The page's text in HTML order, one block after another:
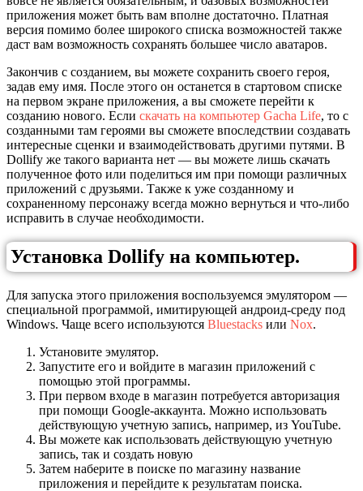
приложения может быть вам вполне достаточно. Платная
версия помимо более широкого списка возможностей также
даст вам возможность сохранять большее число аватаров.
Закончив с созданием, вы можете сохранить своего героя,
задав ему имя. После этого он останется в стартовом списке
на первом экране приложения, а вы сможете перейти к
созданию нового. Если скачать на компьютер Gacha Life, то с
созданными там героями вы сможете впоследствии создавать
интересные сценки и взаимодействовать другими путями. В
Dollify же такого варианта нет — вы можете лишь скачать
полученное фото или поделиться им при помощи различных
приложений с друзьями. Также к уже созданному и
сохраненному персонажу всегда можно вернуться и что-либо
исправить в случае необходимости.
Установка Dollify на компьютер.
Для запуска этого приложения воспользуемся эмулятором —
специальной программой, имитирующей андроид-среду под
Windows. Чаще всего используются Bluestacks или Nox.
Установите эмулятор.
Запустите его и войдите в магазин приложений с
помощью этой программы.
При первом входе в магазин потребуется авторизация
при помощи Google-аккаунта. Можно использовать
действующую учетную запись, например, из YouTube.
Вы можете как использовать действующую учетную
запись, так и создать новую
Затем наберите в поиске по магазину название
приложения и перейдите к результатам поиска.